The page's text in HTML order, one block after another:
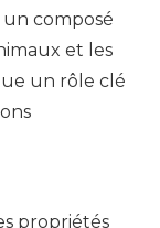
composé
et les
un rôle clé
propriétés